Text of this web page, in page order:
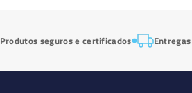
Produtos seguros e certificados